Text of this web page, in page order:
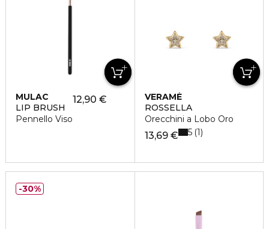
MULAC
LIP BRUSH
Pennello Viso
12,90 €
VERAMÉ
ROSSELLA
Orecchini a Lobo Oro
13,69 € 5 1
30%